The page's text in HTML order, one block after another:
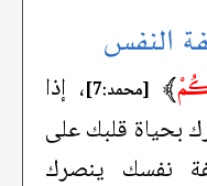
النفس
﴾ [محمد:7]
، إذا
بحياة قلبك على
نفسك ينصرك